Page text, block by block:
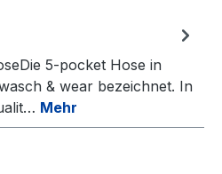
5-pocket Hose in
& wear bezeichnet. In
Mehr